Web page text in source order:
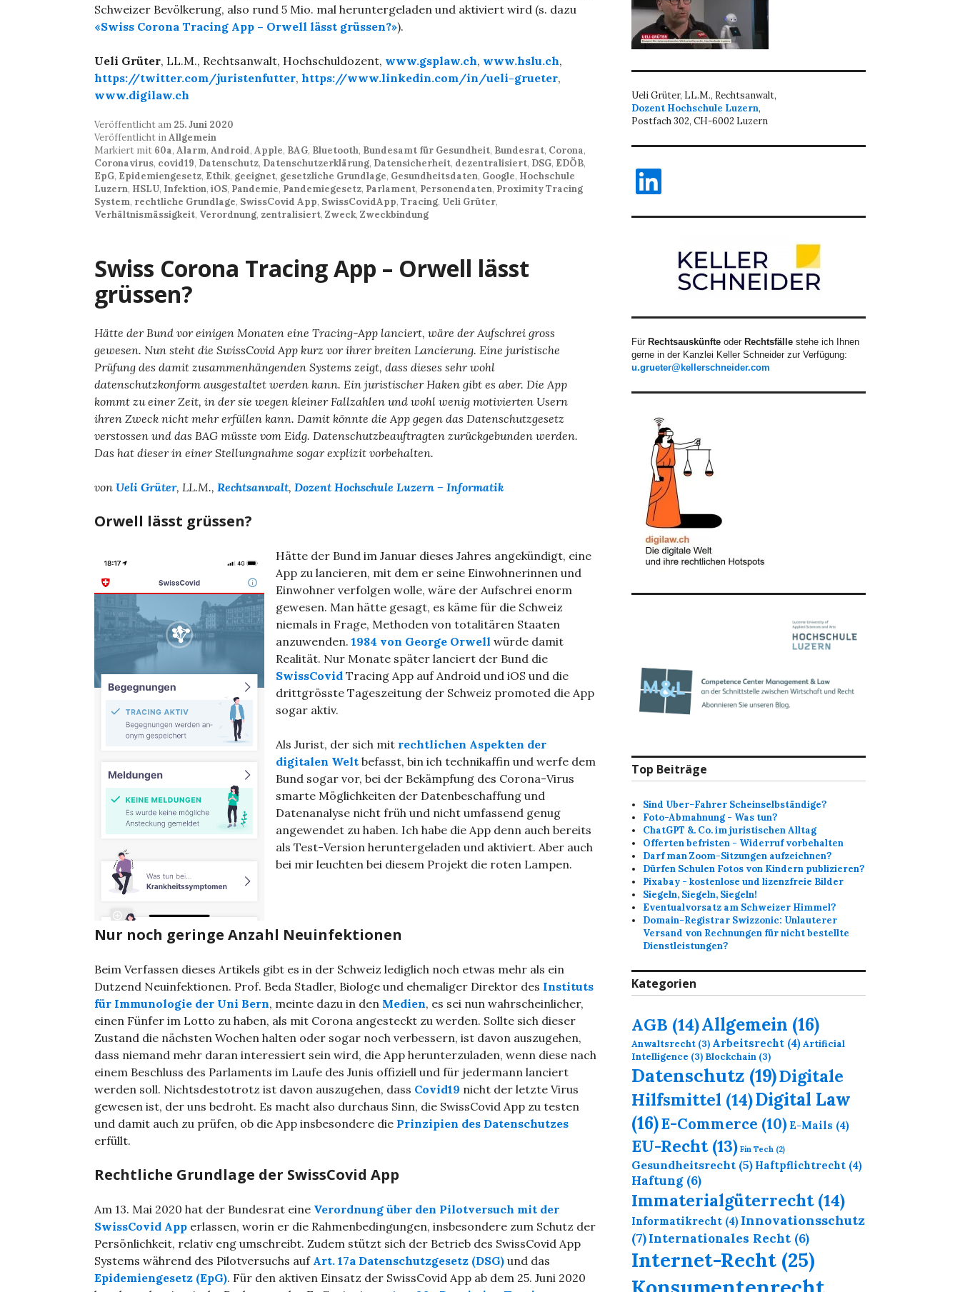
Schweizer Bevölkerung, also rund 5 Mio. mal heruntergeladen und aktiviert wird (s. dazu
«Swiss Corona Tracing App – Orwell lässt grüssen?»).
Ueli Grüter, LL.M., Rechtsanwalt, Hochschuldozent, www.gsplaw.ch, www.hslu.ch,
https://twitter.com/juristenfutter, https://www.linkedin.com/in/ueli-grueter,
www.digilaw.ch
Veröffentlicht am 25. Juni 2020
Veröffentlicht inAllgemein
Markiert mit 60a, Alarm, Android, Apple, BAG, Bluetooth, Bundesamt für Gesundheit, Bundesrat, Corona,
Coronavirus, covid19, Datenschutz, Datenschutzerklärung, Datensicherheit, dezentralisiert, DSG, EDÖB,
EpG, Epidemiengesetz, Ethik, geeignet, gesetzliche Grundlage, Gesundheitsdaten, Google, Hochschule
Luzern, HSLU, Infektion, iOS, Pandemie, Pandemiegesetz, Parlament, Personendaten, Proximity Tracing
System, rechtliche Grundlage, SwissCovid App, SwissCovidApp, Tracing, Ueli Grüter,
Verhältnismässigkeit, Verordnung, zentralisiert, Zweck, Zweckbindung
Swiss Corona Tracing App – Orwell lässt
grüssen?
Hätte der Bund vor einigen Monaten eine Tracing-App lanciert, wäre der Aufschrei gross
gewesen. Nun steht die SwissCovid App kurz vor ihrer breiten Lancierung. Eine juristische
Prüfung des damit zusammenhängenden Systems zeigt, dass dieses sehr wohl
datenschutzkonform ausgestaltet werden kann. Ein juristischer Haken gibt es aber. Die App
kommt zu einer Zeit, in der sie wegen kleiner Fallzahlen und wohl wenig motivierten Usern
ihren Zweck nicht mehr erfüllen kann. Damit könnte die App gegen das Datenschutzgesetz
verstossen und das BAG müsste vom Eidg. Datenschutzbeauftragten zurückgebunden werden.
Das hat dieser in einer Stellungnahme sogar explizit vorbehalten.
von Ueli Grüter, LL.M., Rechtsanwalt, Dozent Hochschule Luzern – Informatik
Orwell lässt grüssen?
Hätte der Bund im Januar dieses Jahres angekündigt, eine
App zu lancieren, mit dem er seine Einwohnerinnen und
Einwohner verfolgen wolle, wäre der Aufschrei enorm
gewesen. Man hätte gesagt, es käme für die Schweiz
niemals in Frage, Methoden von totalitären Staaten
anzuwenden. 1984 von George Orwell würde damit
Realität. Nur Monate später lanciert der Bund die
SwissCovid Tracing App auf Android und iOS und die
drittgrösste Tageszeitung der Schweiz promoted die App
sogar aktiv.
Als Jurist, der sich mit rechtlichen Aspekten der
digitalen Welt befasst, bin ich technikaffin und werfe dem
Bund sogar vor, bei der Bekämpfung des Corona-Virus
smarte Möglichkeiten der Datenbeschaffung und
Datenanalyse nicht früh und nicht umfassend genug
angewendet zu haben. Ich habe die App denn auch bereits
als Test-Version heruntergeladen und aktiviert. Aber auch
bei mir leuchten bei diesem Projekt die roten Lampen.
Nur noch geringe Anzahl Neuinfektionen
Beim Verfassen dieses Artikels gibt es in der Schweiz lediglich noch etwas mehr als ein
Dutzend Neuinfektionen. Prof. Beda Stadler, Biologe und ehemaliger Direktor des Instituts
für Immunologie der Uni Bern, meinte dazu in den Medien, es sei nun wahrscheinlicher,
einen Fünfer im Lotto zu haben, als mit Corona angesteckt zu werden. Sollte sich dieser
Zustand die nächsten Wochen halten oder sogar noch verbessern, ist davon auszugehen,
dass niemand mehr daran interessiert sein wird, die App herunterzuladen, wenn diese nach
einem Beschluss des Parlaments im Laufe des Junis offiziell und für jedermann lanciert
werden soll. Nichtsdestotrotz ist davon auszugehen, dass Covid19 nicht der letzte Virus
gewesen ist, der uns bedroht. Es macht also durchaus Sinn, die SwissCovid App zu testen
und damit auch zu prüfen, ob die App insbesondere die Prinzipien des Datenschutzes
erfüllt.
Rechtliche Grundlage der SwissCovid App
Am 13. Mai 2020 hat der Bundesrat eine Verordnung über den Pilotversuch mit der
SwissCovid App erlassen, worin er die Rahmenbedingungen, insbesondere zum Schutz der
Persönlichkeit, relativ eng umschreibt. Zudem stützt sich der Betrieb des SwissCovid App
Systems während des Pilotversuchs auf Art. 17a Datenschutzgesetz (DSG) und das
Epidemiengesetz (EpG). Für den aktiven Einsatz der SwissCovid App ab dem 25. Juni 2020
Ueli Grüter, LL.M., Rechtsanwalt,
Dozent Hochschule Luzern,
Postfach 302, CH-6002 Luzern
LinkedIn
Für Rechtsauskünfte oder Rechtsfälle stehe ich Ihnen
gerne in der Kanzlei Keller Schneider zur Verfügung:
u.grueter@kellerschneider.com
Top Beiträge
Sind Uber-Fahrer Scheinselbständige?
Foto-Abmahnung - Was tun?
ChatGPT &. Co. im juristischen Alltag
Offerten befristen - Widerruf vorbehalten
Darf man Zoom-Sitzungen aufzeichnen?
Dürfen Schulen Fotos von Kindern publizieren?
Pixabay - kostenlose und lizenzfreie Bilder
Siegeln, Siegeln, Siegeln!
Eventualvorsatz am Schweizer Himmel?
Domain-Registrar Swizzonic: Unlauterer
Versand von Rechnungen für nicht bestellte
Dienstleistungen?
Kategorien
AGB (14)Allgemein (16)
Anwaltsrecht (3) Arbeitsrecht (4)Artificial
Intelligence (3) Blockchain (3)
Datenschutz (19)Digitale
Hilfsmittel (14)Digital Law
(16)E-Commerce (10) E-Mails (4)
EU-Recht(13) Fin Tech (2)
Gesundheitsrecht (5) Haftpflichtrecht (4)
Haftung(6)
Immaterialgüterrecht(14)
Informatikrecht (4) Innovationsschutz
(7)Internationales Recht (6)
Internet-Recht (25)